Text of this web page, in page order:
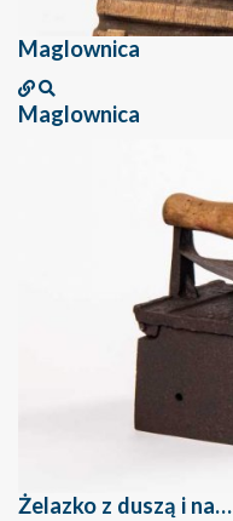
Maglownica
Maglownica
Żelazko z duszą i na…